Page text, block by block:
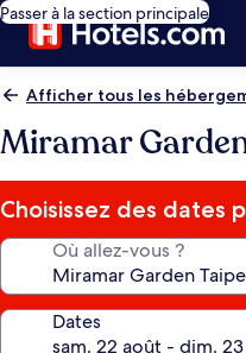
Passer à la section principale
Afficher tous les
Miramar
Choisissez des dates
Où allez-vous ?
Dates